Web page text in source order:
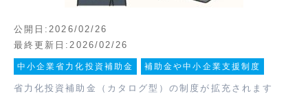
公開日:2026/02/26
最終更新日:2026/02/26
中小企業省力化投資補助金 補助金や中小企業支援制度
省力化投資補助金（カタログ型）の制度が拡充されます